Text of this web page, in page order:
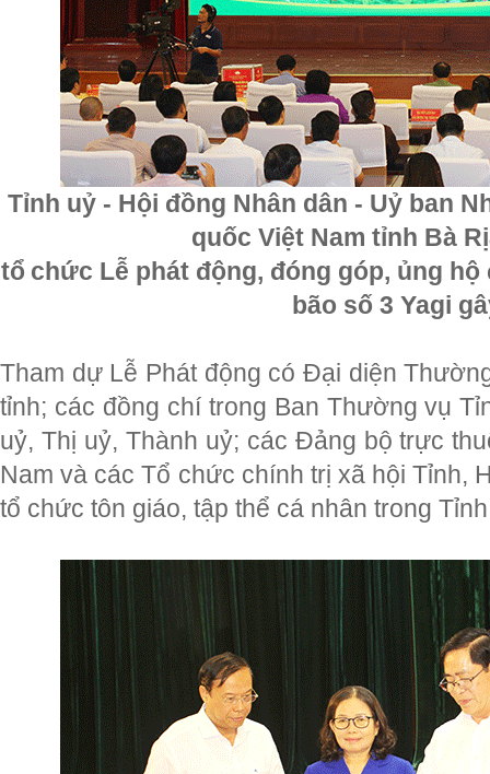
Tỉnh uỷ - Hội đồng Nhân dân - Uỷ ban
quốc Việt Nam tỉnh Bà
tổ chức Lễ phát động, đóng góp, ủng hộ
bão số 3 Yagi
Tham dự Lễ Phát động có Đại diện
tỉnh; các đồng chí trong Ban Thường vụ
uỷ, Thị uỷ, Thành uỷ; các Đảng bộ trực
Nam và các Tổ chức chính trị xã hội Tỉnh,
tổ chức tôn giáo, tập thể cá nhân trong